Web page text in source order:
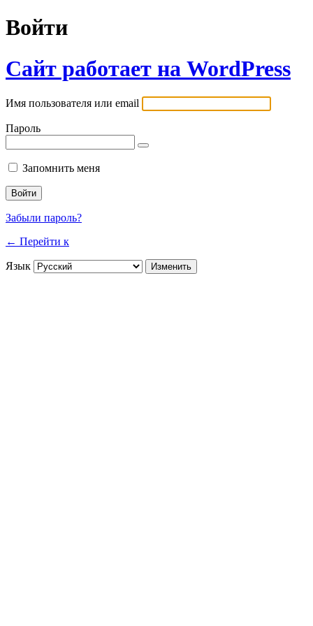
Войти
Сайт работает на WordPress
Имя пользователя или email
Пароль
Запомнить меня
Забыли пароль?
← Перейти к
Язык